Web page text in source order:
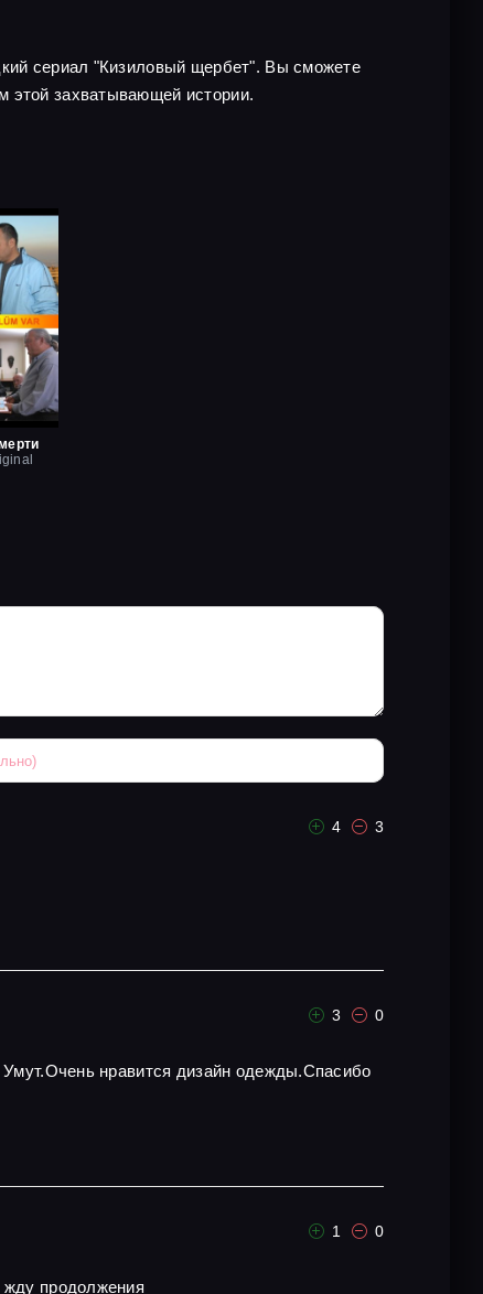
сериал "Кизиловый щербет". Вы сможете
этой захватывающей истории.
4 3
3 0
нравится дизайн одежды.Спасибо
1 0
жду продолжения